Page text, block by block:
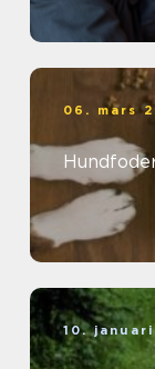
06. mars
10. januari